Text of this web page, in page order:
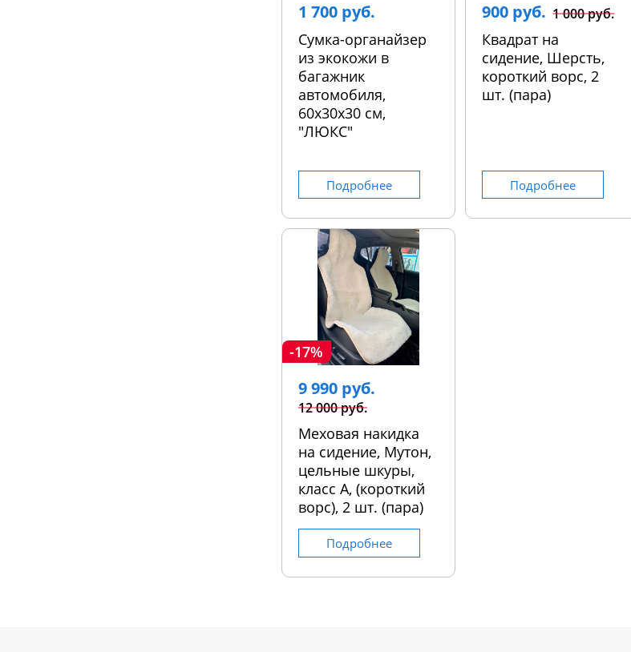
1 700 руб.
Сумка-органайзер
из экокожи в
багажник
автомобиля,
60х30х30 см,
"ЛЮКС"
Подробнее
900 руб. 1 000 руб.
Квадрат на
сидение, Шерсть,
короткий ворс, 2
шт. (пара)
Подробнее
-17%
9 990 руб.
12 000 руб.
Меховая накидка
на сидение, Мутон,
цельные шкуры,
класс А, (короткий
ворс), 2 шт. (пара)
Подробнее